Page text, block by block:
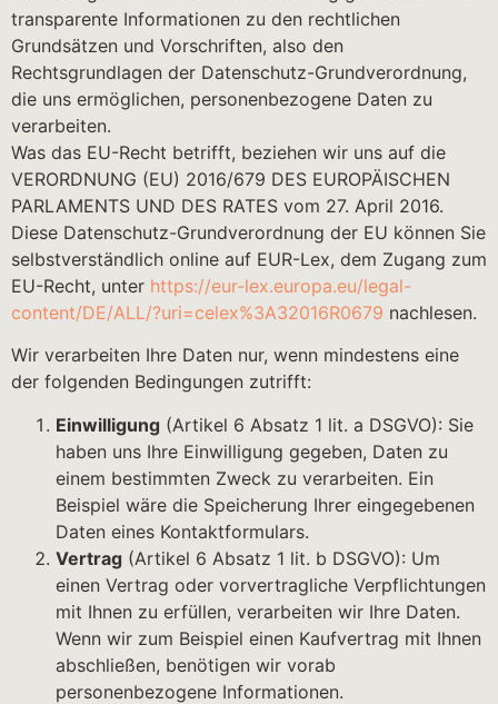
transparente Informationen zu den rechtlichen
Grundsätzen und Vorschriften, also den
Rechtsgrundlagen der Datenschutz-Grundverordnung,
die uns ermöglichen, personenbezogene Daten zu
verarbeiten.
Was das EU-Recht betrifft, beziehen wir uns auf die
VERORDNUNG (EU) 2016/679 DES EUROPÄISCHEN
PARLAMENTS UND DES RATES vom 27. April 2016.
Diese Datenschutz-Grundverordnung der EU können Sie
selbstverständlich online auf EUR-Lex, dem Zugang zum
EU-Recht, unter https://eur-lex.europa.eu/legal-
content/DE/ALL/?uri=celex%3A32016R0679 nachlesen.
Wir verarbeiten Ihre Daten nur, wenn mindestens eine
der folgenden Bedingungen zutrifft:
Einwilligung (Artikel 6 Absatz 1 lit. a DSGVO): Sie
haben uns Ihre Einwilligung gegeben, Daten zu
einem bestimmten Zweck zu verarbeiten. Ein
Beispiel wäre die Speicherung Ihrer eingegebenen
Daten eines Kontaktformulars.
Vertrag (Artikel 6 Absatz 1 lit. b DSGVO): Um
einen Vertrag oder vorvertragliche Verpflichtungen
mit Ihnen zu erfüllen, verarbeiten wir Ihre Daten.
Wenn wir zum Beispiel einen Kaufvertrag mit Ihnen
abschließen, benötigen wir vorab
personenbezogene Informationen.